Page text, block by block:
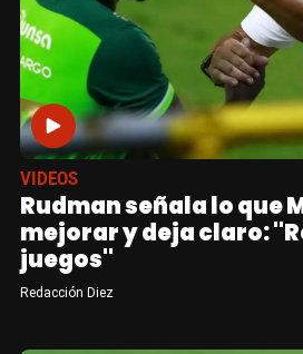
VIDEOS
Rudman señala lo que
mejorar y deja claro:
juegos"
Redacción Diez